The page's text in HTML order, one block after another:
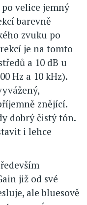
velice jemný
barevně
zvuku po
je na tomto
a 10 dB u
Hz a 10 kHz).
znějící.
dobrý čistý tón.
i lehce
již od své
ale bluesově